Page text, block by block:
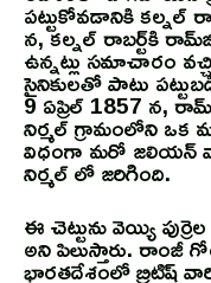
పట్టుకోవడానికి కల్నల్
న, కల్నల్ రాబర్ట్‌కి
ఉన్నట్లు సమాచారం
సైనికులతో పాటు
9 ఏప్రిల్ 1857 న,
నిర్మల్ గ్రామంలోని ఒక
విధంగా మరో జలియన్
నిర్మల్ లో జరిగింది.
ఈ చెట్టును వెయ్యి
అని పిలుస్తారు. రాంజీ
భారతదేశంలో బ్రిటిష్